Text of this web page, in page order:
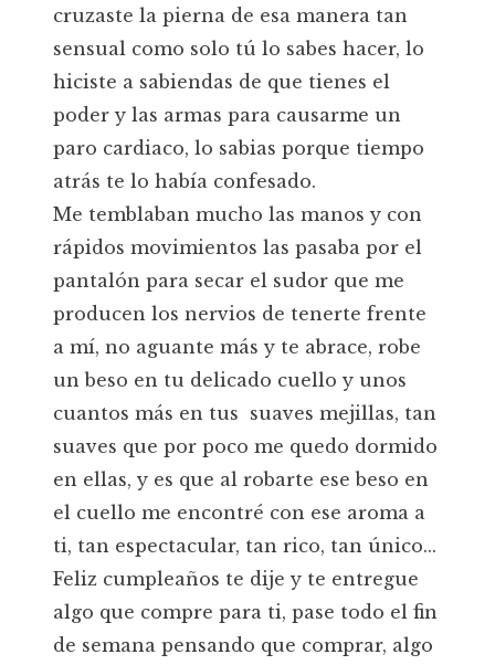
cruzaste la pierna de esa manera tan
sensual como solo tú lo sabes hacer, lo
hiciste a sabiendas de que tienes el
poder y las armas para causarme un
paro cardiaco, lo sabias porque tiempo
atrás te lo había confesado.
Me temblaban mucho las manos y con
rápidos movimientos las pasaba por el
pantalón para secar el sudor que me
producen los nervios de tenerte frente
a mí, no aguante más y te abrace, robe
un beso en tu delicado cuello y unos
cuantos más en tus suaves mejillas, tan
suaves que por poco me quedo dormido
en ellas, y es que al robarte ese beso en
el cuello me encontré con ese aroma a
ti, tan espectacular, tan rico, tan único...
Feliz cumpleaños te dije y te entregue
algo que compre para ti, pase todo el fin
de semana pensando que comprar, algo